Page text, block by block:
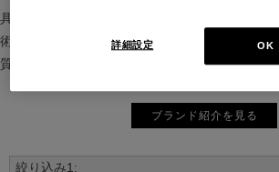
具ブランド。ヨーロッパの家具文化と日本の美
術を活かした持続可能で洗練されたインテリア
質な暮らしを届けます。
ブランド紹介を見る
OK
詳細設定